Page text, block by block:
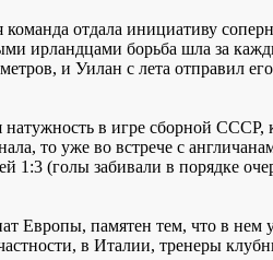
отдала инициативу
ирландцами борьба шла за
и Уилан с лета отправил
в игре сборной СССР,
то уже во встрече с
1:3 (голы забивали в порядке
Европы, памятен тем, что в нем
в Италии, тренеры